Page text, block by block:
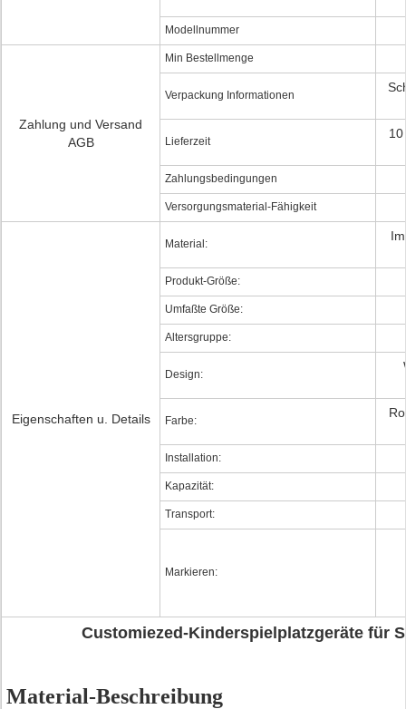
Modellnummer
Zahlung und Versand
AGB
Min Bestellmenge
Verpackung Informationen
Lieferzeit
Zahlungsbedingungen
Versorgungsmaterial-Fähigkeit
Eigenschaften u. Details
Material:
Produkt-Größe:
Umfaßte Größe:
Altersgruppe:
Design:
Farbe:
Installation:
Kapazität:
Transport:
Markieren:
Customiezed-Kinderspielplatzgeräte für
Material-Beschreibung